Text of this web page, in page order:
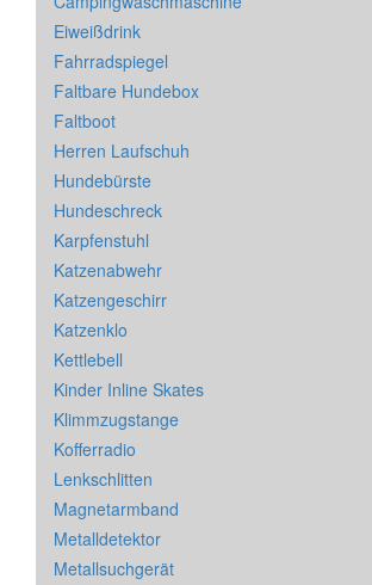
Eiweißdrink
Fahrradspiegel
Faltbare Hundebox
Faltboot
Herren Laufschuh
Hundebürste
Hundeschreck
Karpfenstuhl
Katzenabwehr
Katzengeschirr
Katzenklo
Kettlebell
Kinder Inline Skates
Klimmzugstange
Kofferradio
Lenkschlitten
Magnetarmband
Metalldetektor
Metallsuchgerät